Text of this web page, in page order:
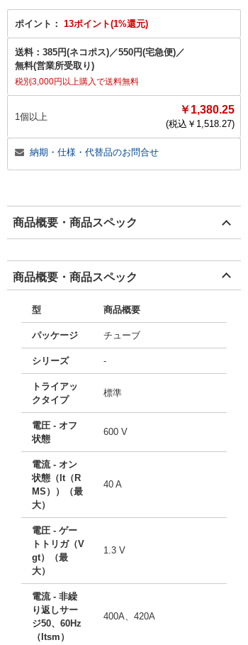
ポイント： 13ポイント(1%還元)
送料： 385円(ネコポス)／550円(宅急便)／
無料(営業所受取り)
税別3,000円以上購入で送料無料
1個以上
￥1,380.25
(税込￥ 1,518.27)
納期・仕様・代替品のお問合せ
商品概要・商品スペック
商品概要・商品スペック
型 商品概要
パッケージ チューブ
シリーズ -
トライアッ
クタイプ
標準
電圧 - オフ
状態
600 V
電流 - オン
状態（It（R
MS））（最
大）
40 A
電圧 - ゲー
トトリガ（V
gt）（最
大）
1.3 V
電流 - 非繰
り返しサー
ジ50、60Hz
（Itsm）
400A、420A